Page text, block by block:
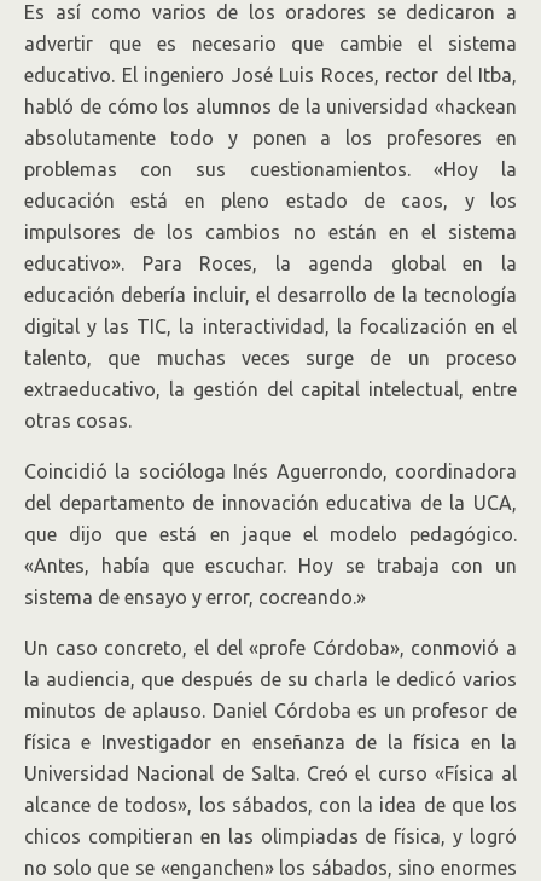
Es así como varios de los oradores se dedicaron a
advertir que es necesario que cambie el sistema
educativo. El ingeniero José Luis Roces, rector del Itba,
habló de cómo los alumnos de la universidad «hackean
absolutamente todo y ponen a los profesores en
problemas con sus cuestionamientos. «Hoy la
educación está en pleno estado de caos, y los
impulsores de los cambios no están en el sistema
educativo». Para Roces, la agenda global en la
educación debería incluir, el desarrollo de la tecnología
digital y las TIC, la interactividad, la focalización en el
talento, que muchas veces surge de un proceso
extraeducativo, la gestión del capital intelectual, entre
otras cosas.
Coincidió la socióloga Inés Aguerrondo, coordinadora
del departamento de innovación educativa de la UCA,
que dijo que está en jaque el modelo pedagógico.
«Antes, había que escuchar. Hoy se trabaja con un
sistema de ensayo y error, cocreando.»
Un caso concreto, el del «profe Córdoba», conmovió a
la audiencia, que después de su charla le dedicó varios
minutos de aplauso. Daniel Córdoba es un profesor de
física e Investigador en enseñanza de la física en la
Universidad Nacional de Salta. Creó el curso «Física al
alcance de todos», los sábados, con la idea de que los
chicos compitieran en las olimpiadas de física, y logró
no solo que se «enganchen» los sábados, sino enormes